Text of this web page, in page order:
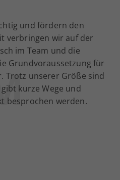
und fördern den
verbringen wir auf der
im Team und die
Grundvoraussetzung für
Trotz unserer Größe sind
kurze Wege und
besprochen werden.